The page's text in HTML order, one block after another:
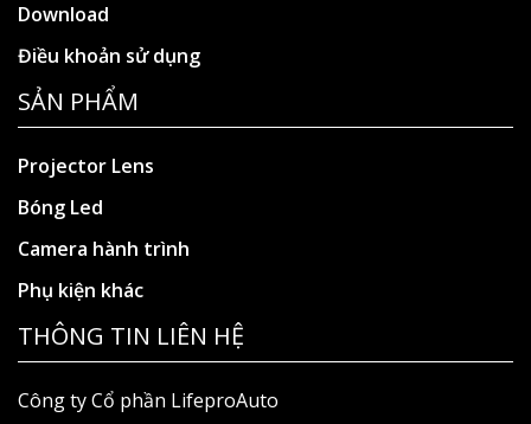
Download
Điều khoản sử dụng
SẢN PHẨM
Projector Lens
Bóng Led
Camera hành trình
Phụ kiện khác
THÔNG TIN LIÊN HỆ
Công ty Cổ phần LifeproAuto